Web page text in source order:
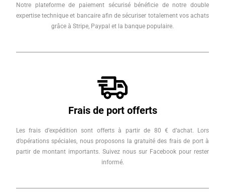
Notre plateforme de paiement sécurisé bénéficie de notre double
expertise technique et bancaire afin de sécuriser totalement vos achats
grâce à Stripe, Paypal et la banque populaire.
Frais de port offerts
Les frais d’expédition sont offerts à partir de 80 € d’achat. Lors
d’opérations spéciales, nous proposons la gratuité des frais de port à
partir de montant importants. Suivez nous sur Facebook pour rester
informé.